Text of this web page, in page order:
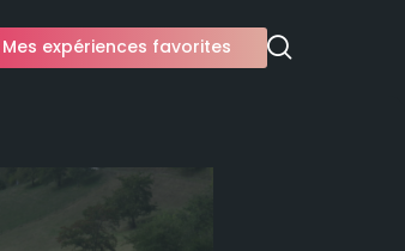
Mes expériences favorites